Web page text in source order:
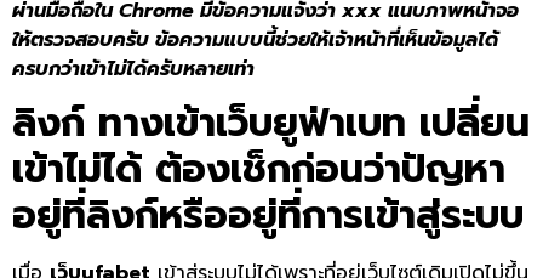
ผ่านมือถือใน Chrome มีข้อความแจ้งว่า xxx แนบภาพหน้าจอ
ให้ตรวจสอบครับ ข้อความแบบนี้ช่วยให้เจ้าหน้าที่เห็นข้อมูลได้
ครบกว่าเข้าไม่ได้ครับหลายเท่า
ลิงก์ ทางเข้าเว็บยูฟ่าเบท เปลี่ยน
เข้าไม่ได้ ต้องเช็กก่อนว่าปัญหา
อยู่ที่ลิงก์หรืออยู่ที่การเข้าสู่ระบบ